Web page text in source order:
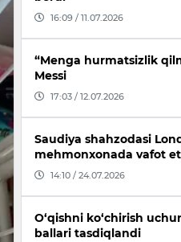
16:09 / 11.07.2026
“Menga hurmatsizlik
Messi
17:03 / 12.07.2026
Saudiya shahzodasi
mehmonxonada vafot
14:10 / 24.07.2026
O‘qishni ko‘chirish
ballari tasdiqlandi